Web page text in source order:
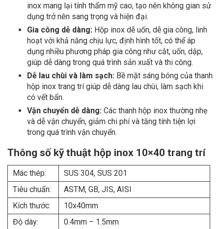
inox mang lại tính thẩm mỹ cao, tạo nên không gian sử
dụng trở nên sang trọng và hiện đại.
Gia công dễ dàng: Hộp inox dễ uốn, dễ gia công, linh
hoạt với khả năng chịu lực, định hình tốt, có thể áp
dụng nhiều phương pháp gia công như cắt, uốn, dập,
giúp dễ dàng trong quá trình sản xuất và thi công.
Dễ lau chùi và làm sạch: Bề mặt sáng bóng của thanh
hộp inox trang trí giúp dễ dàng lau chùi, làm sạch khi
có vết bẩn.
Vận chuyển dễ dàng: Các thanh hộp inox thường nhẹ
và dễ vận chuyển, giảm chi phí và tăng tính tiện lợi
trong quá trình vận chuyển.
Thông số kỹ thuật hộp inox 10×40 trang trí
Mác thép:
SUS 304, SUS 201
Tiêu chuẩn:
ASTM, GB, JIS, AISI
Kích thước:
10x40mm
Độ dày:
0.4mm – 1.5mm